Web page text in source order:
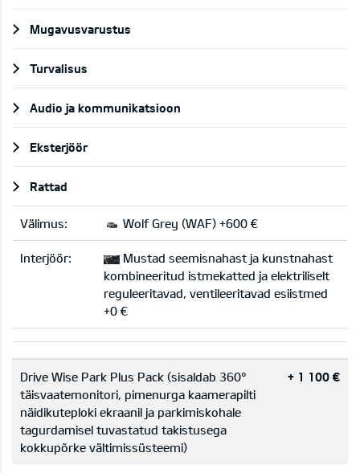
Mugavusvarustus
Turvalisus
Audio ja kommunikatsioon
Eksterjöör
Rattad
Välimus: Wolf Grey (WAF) +600 €
Interjöör:
Mustad seemisnahast ja kunstnahast
kombineeritud istmekatted ja elektriliselt
reguleeritavad, ventileeritavad esiistmed
+0 €
Drive Wise Park Plus Pack (sisaldab 360°
täisvaatemonitori, pimenurga kaamerapilti
näidikuteploki ekraanil ja parkimiskohale
tagurdamisel tuvastatud takistusega
kokkupõrke vältimissüsteemi)
+ 1 100 €